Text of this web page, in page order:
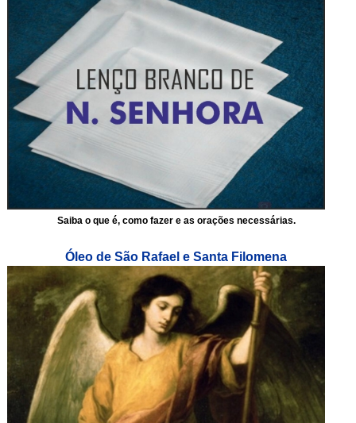
Saiba o que é, como fazer e as orações necessárias.
Óleo de São Rafael e Santa Filomena